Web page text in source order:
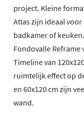
project. Kleine
Atlas zijn ideaal voor
badkamer of
Fondovalle Reframe
Timeline van
ruimtelijk effect op
en 60x120 cm zijn
wand.